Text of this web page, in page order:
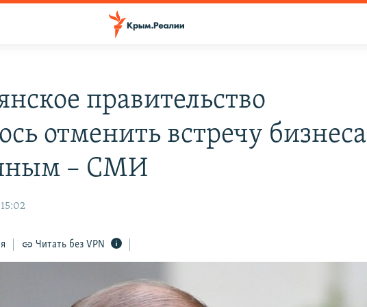
правительство
отменить встречу бизнеса
– СМИ
Читать без VPN